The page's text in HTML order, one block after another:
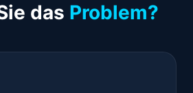
das Problem?